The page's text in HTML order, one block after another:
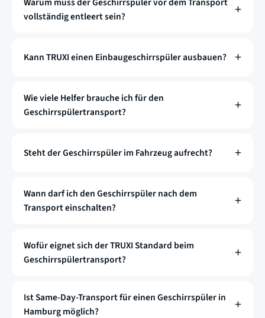
vollständig entleert sein?
Kann TRUXI einen Einbaugeschirrspüler ausbauen?
Wie viele Helfer brauche ich für den
Geschirrspülertransport?
Steht der Geschirrspüler im Fahrzeug aufrecht?
Wann darf ich den Geschirrspüler nach dem
Transport einschalten?
Wofür eignet sich der TRUXI Standard beim
Geschirrspülertransport?
Ist Same-Day-Transport für einen Geschirrspüler in
Hamburg möglich?